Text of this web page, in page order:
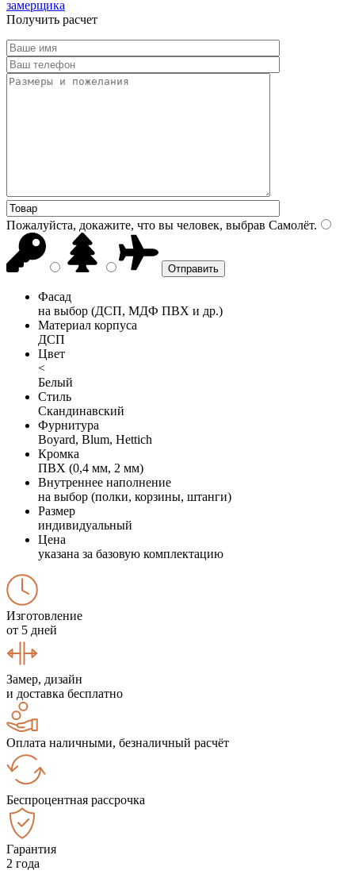
замерщика
Получить расчет
Пожалуйста, докажите, что вы человек, выбрав Самолёт.
Фасад
на выбор (ДСП, МДФ ПВХ и др.)
Материал корпуса
ДСП
Цвет
<
Белый
Стиль
Скандинавский
Фурнитура
Boyard, Blum, Hettich
Кромка
ПВХ (0,4 мм, 2 мм)
Внутреннее наполнение
на выбор (полки, корзины, штанги)
Размер
индивидуальный
Цена
указана за базовую комплектацию
Изготовление
от 5 дней
Замер, дизайн
и доставка бесплатно
Оплата наличными, безналичный расчёт
Беспроцентная рассрочка
Гарантия
2 года